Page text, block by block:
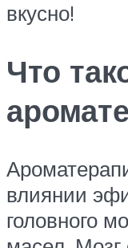
вкусно!
Что
влиянии
головного